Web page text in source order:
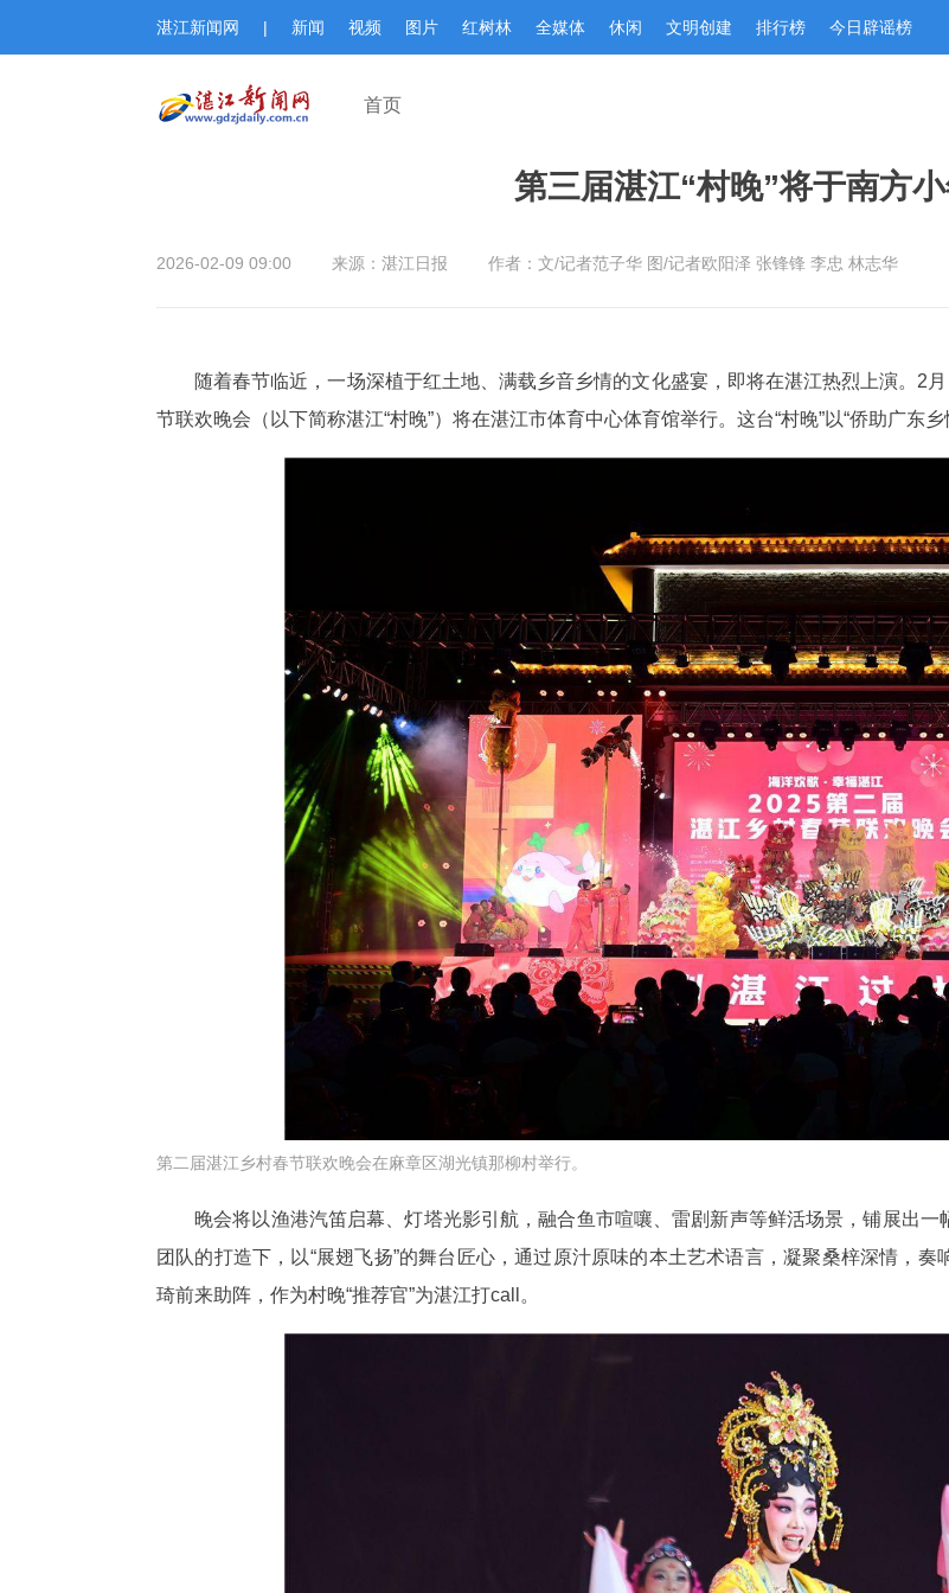
湛江新闻网 | 新闻 视频 图片 红树林 全媒体 休闲 文明创建 排行榜 今日辟谣榜
首页
第三届湛江“村晚”将于南方
2026-02-09 09:00 来源：湛江日报 作者：文/记者范子华 图/记者欧阳泽 张锋锋 李忠 林志华
随着春节临近，一场深植于红土地、满载乡音乡情的文化盛宴，即将在湛江热烈上演。2
节联欢晚会（以下简称湛江“村晚”）将在湛江市体育中心体育馆举行。这台“村晚”以“侨助广东
第二届湛江乡村春节联欢晚会在麻章区湖光镇那柳村举行。
晚会将以渔港汽笛启幕、灯塔光影引航，融合鱼市喧嚷、雷剧新声等鲜活场景，铺展出
团队的打造下，以“展翅飞扬”的舞台匠心，通过原汁原味的本土艺术语言，凝聚桑梓深情，
琦前来助阵，作为村晚“推荐官”为湛江打call。